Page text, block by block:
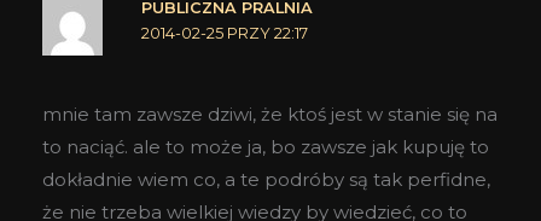
PUBLICZNA PRALNIA
2014-02-25 PRZY 22:17
mnie tam zawsze dziwi, że ktoś jest w stanie się na
to naciąć. ale to może ja, bo zawsze jak kupuję to
dokładnie wiem co, a te podróby są tak perfidne,
że nie trzeba wielkiej wiedzy by wiedzieć, co to